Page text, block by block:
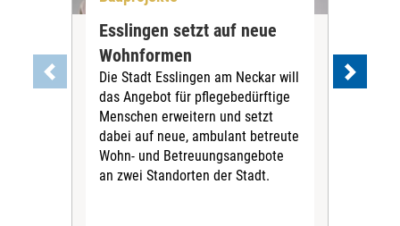
Esslingen setzt auf neue
Wohnformen
Die Stadt Esslingen am Neckar will
das Angebot für pflegebedürftige
Menschen erweitern und setzt
dabei auf neue, ambulant betreute
Wohn- und Betreuungsangebote
an zwei Standorten der Stadt.